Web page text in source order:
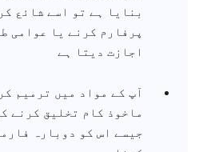
بنایا ہے تو اسے شائع
پرفارم کرنے یا عوامی
اجازت دیتا ہے
آپ کے مواد میں ترمیم
ماخوذ کام تخلیق کرنے
جیسے اس کو دوبارہ